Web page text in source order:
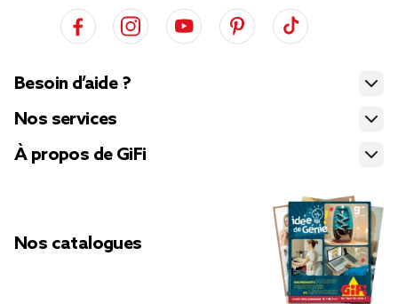
Besoin d’aide ?
Nos services
À propos de GiFi
Nos catalogues